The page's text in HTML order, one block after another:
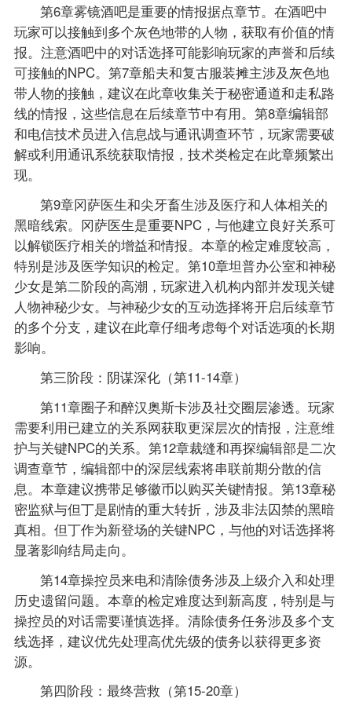
第6章雾镜酒吧是重要的情报据点章节。在酒吧中
玩家可以接触到多个灰色地带的人物，获取有价值的情
报。注意酒吧中的对话选择可能影响玩家的声誉和后续
可接触的NPC。第7章船夫和复古服装摊主涉及灰色地
带人物的接触，建议在此章收集关于秘密通道和走私路
线的情报，这些信息在后续章节中有用。第8章编辑部
和电信技术员进入信息战与通讯调查环节，玩家需要破
解或利用通讯系统获取情报，技术类检定在此章频繁出
现。
第9章冈萨医生和尖牙畜生涉及医疗和人体相关的
黑暗线索。冈萨医生是重要NPC，与他建立良好关系可
以解锁医疗相关的增益和情报。本章的检定难度较高，
特别是涉及医学知识的检定。第10章坦普办公室和神秘
少女是第二阶段的高潮，玩家进入机构内部并发现关键
人物神秘少女。与神秘少女的互动选择将开启后续章节
的多个分支，建议在此章仔细考虑每个对话选项的长期
影响。
第三阶段：阴谋深化（第11-14章）
第11章圈子和醉汉奥斯卡涉及社交圈层渗透。玩家
需要利用已建立的关系网获取更深层次的情报，注意维
护与关键NPC的关系。第12章裁缝和再探编辑部是二次
调查章节，编辑部中的深层线索将串联前期分散的信
息。本章建议携带足够徽币以购买关键情报。第13章秘
密监狱与但丁是剧情的重大转折，涉及非法囚禁的黑暗
真相。但丁作为新登场的关键NPC，与他的对话选择将
显著影响结局走向。
第14章操控员来电和清除债务涉及上级介入和处理
历史遗留问题。本章的检定难度达到新高度，特别是与
操控员的对话需要谨慎选择。清除债务任务涉及多个支
线选择，建议优先处理高优先级的债务以获得更多资
源。
第四阶段：最终营救（第15-20章）